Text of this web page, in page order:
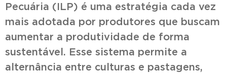
Pecuária (ILP) é uma estratégia cada vez
mais adotada por produtores que buscam
aumentar a produtividade de forma
sustentável. Esse sistema permite a
alternância entre culturas e pastagens,